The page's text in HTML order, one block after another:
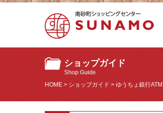
ショップガイド
Shop Guide
HOME>ショップガイド> ゆうちょ銀行ATM